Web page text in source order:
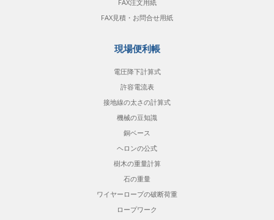
FAX注文用紙
FAX見積・お問合せ用紙
現場便利帳
電圧降下計算式
許容電流表
接地線の太さの計算式
機械の豆知識
銅ベース
ヘロンの公式
樹木の重量計算
石の重量
ワイヤーロープの破断荷重
ロープワーク